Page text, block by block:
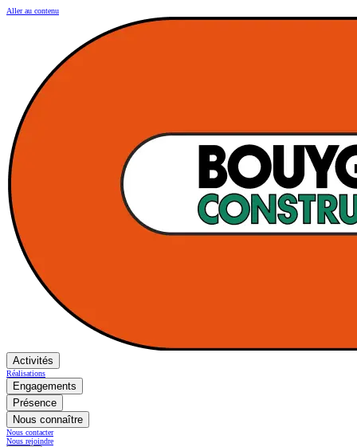
Aller au contenu
Activités
Réalisations
Engagements
Présence
Nous connaître
Nous contacter
Nous rejoindre